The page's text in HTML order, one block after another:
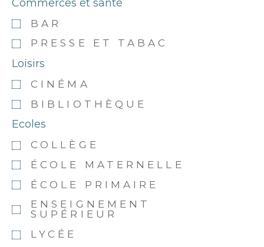
Commerces et santé
BAR
PRESSE ET TABAC
Loisirs
CINÉMA
BIBLIOTHÈQUE
Ecoles
COLLÈGE
ÉCOLE MATERNELLE
ÉCOLE PRIMAIRE
ENSEIGNEMENT
SUPÉRIEUR
LYCÉE